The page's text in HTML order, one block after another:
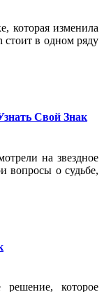
которая изменила
стоит в одном ряду
Свой Знак
на звездное
вопросы о судьбе,
которое